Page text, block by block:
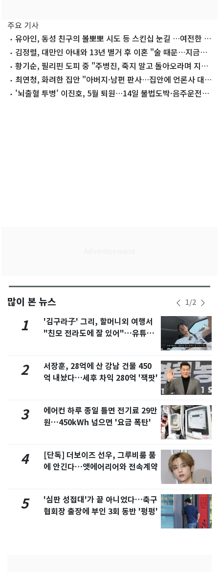
주요 기사
유아인, 동성 친구의 볼뽀뽀 시도 등 스킨십 눈길 …여전한 비
주얼김정렬, 대만인 아내와 13년 별거 후 이혼 "술 때문…지금은
끊어"
황기순, 필리핀 도피 중 "주병진, 죽지 말고 돌아오라며 지
원"최연청, 화려한 집안 "아버지·남편 판사…집안에 언론사 대
표·국회의원도"
'뇌출혈 투병' 이진호, 5월 퇴원…14일 불법도박·음주운전
많이 본 뉴스 1/2
1
'김구라子' 그리, 할머니외 여행서
"친모 전라도에 잘 있어"…유튜브
2
서장훈, 28억에 산 강남 건물 450
억 내놨다…세후 차익 280억 '잭팟'
3
에어컨 하루 종일 틀면 전기료 29만
원…450kWh 넘으면 '요금 폭탄'
4
[단독] 더보이즈 선우, 그루비룸 품
에 안긴다…앳에어리어와 전속계약
5
'심판 성접대'가 끝 아니었다…축구
협회장 출장에 부인 3회 동반 '펑펑'